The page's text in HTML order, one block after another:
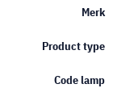
Merk
Product type
Code lamp